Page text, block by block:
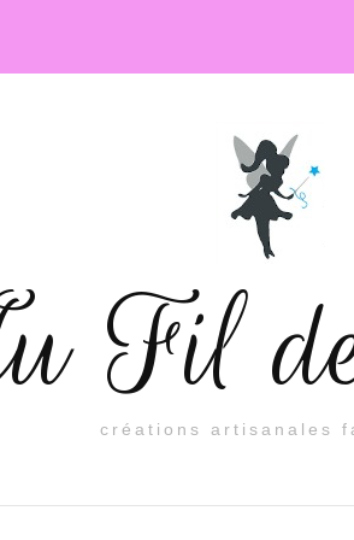
Fil
créations artisanales